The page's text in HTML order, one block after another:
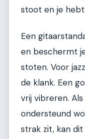
stoot en je
Een
en beschermt
stoten. Voor
de klank. Een
vrij vibreren.
ondersteund
strak zit, kan